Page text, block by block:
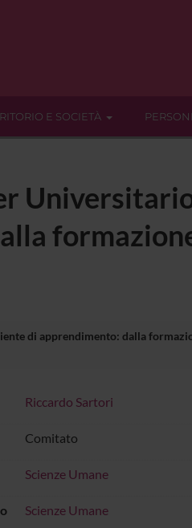
E SOCIETÀ
di apprendimento: dalla
Riccardo Sartori
Comitato
Scienze Umane
Scienze Umane